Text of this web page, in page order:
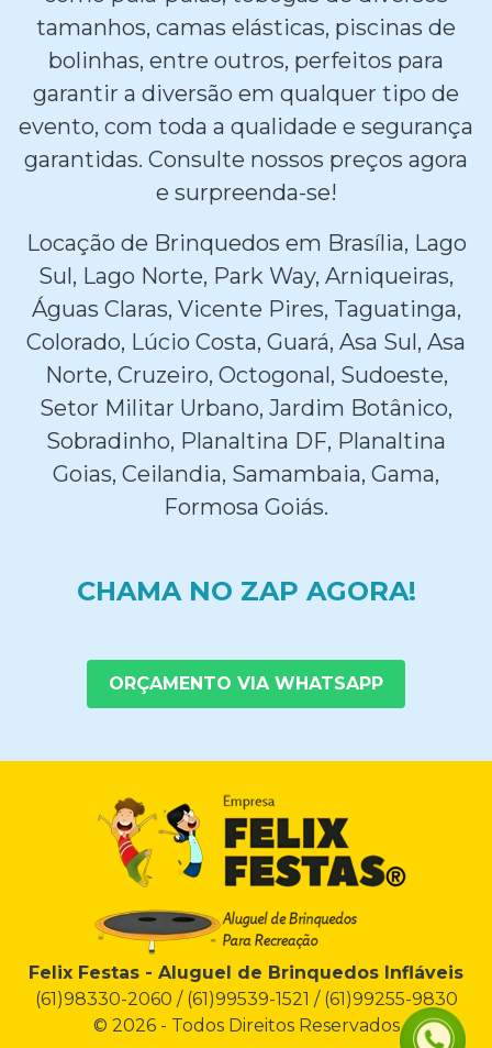
tamanhos, camas elásticas, piscinas de
bolinhas, entre outros, perfeitos para
garantir a diversão em qualquer tipo de
evento, com toda a qualidade e segurança
garantidas. Consulte nossos preços agora
e surpreenda-se!
Locação de Brinquedos em Brasília, Lago
Sul, Lago Norte, Park Way, Arniqueiras,
Águas Claras, Vicente Pires, Taguatinga,
Colorado, Lúcio Costa, Guará, Asa Sul, Asa
Norte, Cruzeiro, Octogonal, Sudoeste,
Setor Militar Urbano, Jardim Botânico,
Sobradinho, Planaltina DF, Planaltina
Goias, Ceilandia, Samambaia, Gama,
Formosa Goiás.
CHAMA NO ZAP AGORA!
ORÇAMENTO VIA WHATSAPP
Felix Festas - Aluguel de Brinquedos Infláveis
(61)98330-2060 / (61)99539-1521 / (61)99255-9830
© 2026 - Todos Direitos Reservados